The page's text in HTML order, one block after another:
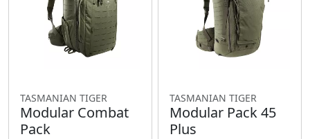
TASMANIAN TIGER
Modular Combat
Pack
TASMANIAN TIGER
Modular Pack 45
Plus